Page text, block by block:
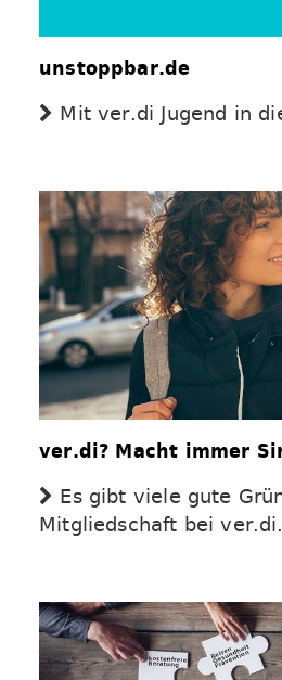
unstoppbar.de
Mit ver.di Jugend in
ver.di? Macht immer
Es gibt viele gute
Mitgliedschaft bei ver.di.